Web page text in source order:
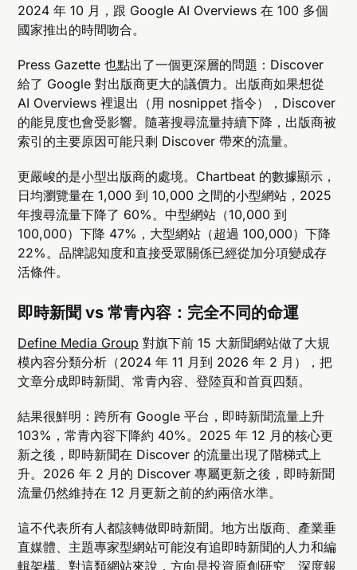
2024 年 10 月，跟 Google AI Overviews 在 100 多個
國家推出的時間吻合。
Press Gazette 也點出了一個更深層的問題：Discover
給了 Google 對出版商更大的議價力。出版商如果想從
AI Overviews 裡退出（用 nosnippet 指令），Discover
的能見度也會受影響。隨著搜尋流量持續下降，出版商被
索引的主要原因可能只剩 Discover 帶來的流量。
更嚴峻的是小型出版商的處境。Chartbeat 的數據顯示，
日均瀏覽量在 1,000 到 10,000 之間的小型網站，2025
年搜尋流量下降了 60%。中型網站（10,000 到
100,000）下降 47%，大型網站（超過 100,000）下降
22%。品牌認知度和直接受眾關係已經從加分項變成存
活條件。
即時新聞 vs 常青內容：完全不同的命運
Define Media Group 對旗下前 15 大新聞網站做了大規
模內容分類分析（2024 年 11 月到 2026 年 2 月），把
文章分成即時新聞、常青內容、登陸頁和首頁四類。
結果很鮮明：跨所有 Google 平台，即時新聞流量上升
103%，常青內容下降約 40%。2025 年 12 月的核心更
新之後，即時新聞在 Discover 的流量出現了階梯式上
升。2026 年 2 月的 Discover 專屬更新之後，即時新聞
流量仍然維持在 12 月更新之前的約兩倍水準。
這不代表所有人都該轉做即時新聞。地方出版商、產業垂
直媒體、主題專家型網站可能沒有追即時新聞的人力和編
輯架構。對這類網站來說，方向是投資原創研究、深度報